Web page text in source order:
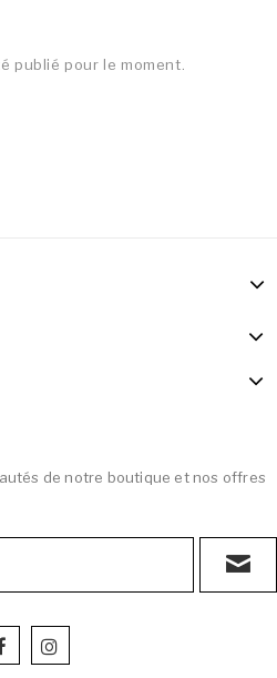
publié pour le moment.
de notre boutique et nos offres